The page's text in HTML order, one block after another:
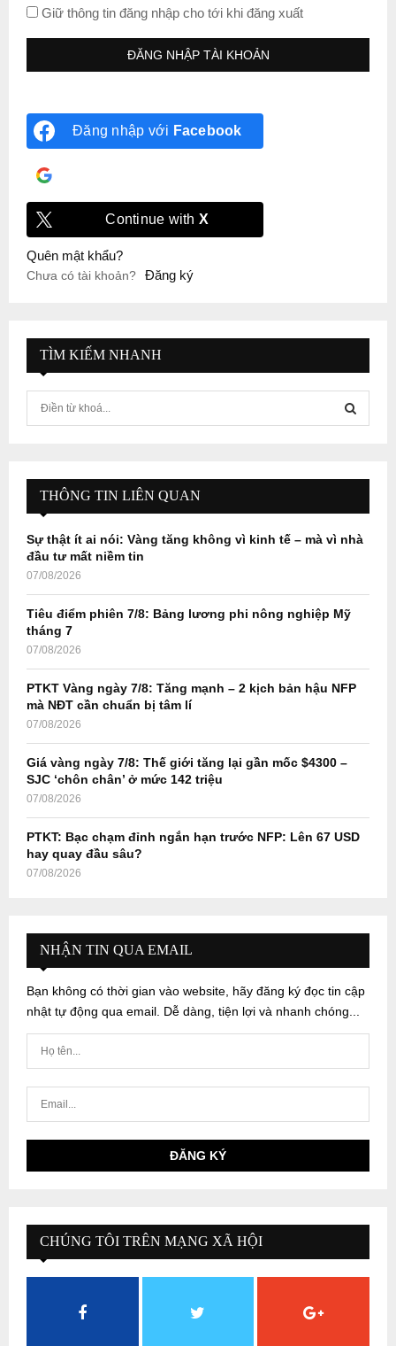
Giữ thông tin đăng nhập cho tới khi đăng xuất
Đăng nhập với Facebook
Continue with X
Quên mật khẩu?
Chưa có tài khoản? Đăng ký
TÌM KIẾM NHANH
f
r
E
A
H
THÔNG TIN LIÊN QUAN
Sự thật ít ai nói: Vàng tăng không vì kinh tế – mà vì nhà
đầu tư mất niềm tin
07/08/2026
Tiêu điểm phiên 7/8: Bảng lương phi nông nghiệp Mỹ
tháng 7
07/08/2026
PTKT Vàng ngày 7/8: Tăng mạnh – 2 kịch bản hậu NFP
mà NĐT cần chuẩn bị tâm lí
07/08/2026
Giá vàng ngày 7/8: Thế giới tăng lại gần mốc $4300 –
SJC ‘chôn chân’ ở mức 142 triệu
07/08/2026
PTKT: Bạc chạm đỉnh ngắn hạn trước NFP: Lên 67 USD
hay quay đầu sâu?
07/08/2026
NHẬN TIN QUA EMAIL
Bạn không có thời gian vào website, hãy đăng ký đọc tin cập
nhật tự động qua email. Dễ dàng, tiện lợi và nhanh chóng...
CHÚNG TÔI TRÊN MẠNG XÃ HỘI